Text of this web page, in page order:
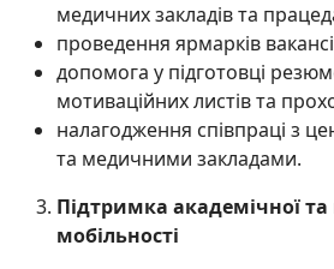
медичних закладів та
проведення ярмарків
допомога у підготовці
мотиваційних листів та
налагодження співпраці з
та медичними закладами.
Підтримка академічної та
мобільності